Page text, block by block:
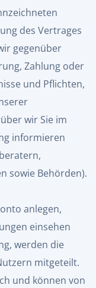
des Vertrages
gegenüber
Zahlung oder
und Pflichten,
wir Sie im
informieren
sowie Behörden).
anlegen,
einsehen
werden die
mitgeteilt.
und können von